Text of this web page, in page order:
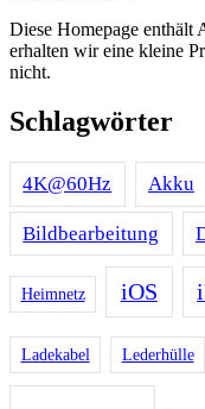
Diese Homepage
erhalten wir eine kleine
nicht.
Schlagwörter
4K@60Hz Akku
Bildbearbeitung
Heimnetz iOS
Ladekabel Lederhülle